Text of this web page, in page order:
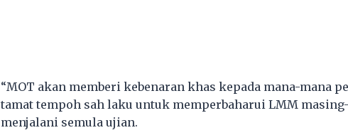
“MOT akan memberi kebenaran khas kepada mana-mana
tamat tempoh sah laku untuk memperbaharui LMM
menjalani semula ujian.